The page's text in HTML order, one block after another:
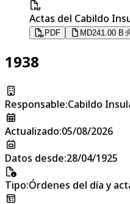
Actas del Cabildo
PDF MD241.00 B
1938
Responsable:Cabildo
Actualizado:05/08/2026
Datos desde:28/04/1925
Tipo:Órdenes del día y